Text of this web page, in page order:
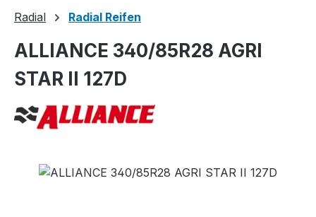
Radial Radial Reifen
ALLIANCE 340/85R28 AGRI
STAR II 127D
Bildergalerie überspringen